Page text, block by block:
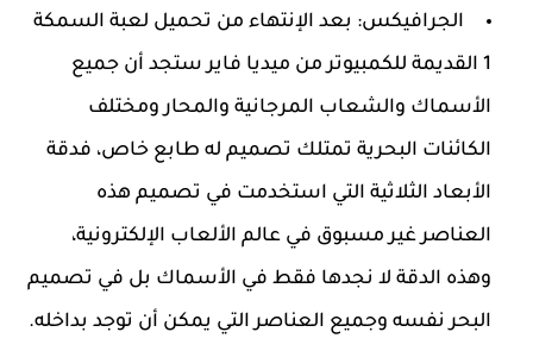
الجرافيكس: بعد الإنتهاء من تحميل لعبة السمكة
1 القديمة للكمبيوتر من ميديا فاير ستجد أن جميع
الأسماك والشعاب المرجانية والمحار ومختلف
الكائنات البحرية تمتلك تصميم له طابع خاص، فدقة
الأبعاد الثلاثية التي استخدمت في تصميم هذه
العناصر غير مسبوق في عالم الألعاب الإلكترونية،
وهذه الدقة لا نجدها فقط في الأسماك بل في تصميم
البحر نفسه وجميع العناصر التي يمكن أن توجد بداخله.